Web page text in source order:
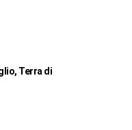
Terra di